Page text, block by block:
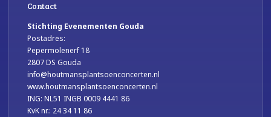
Contact
Stichting Evenementen Gouda
Postadres:
Pepermolenerf 18
2807 DS Gouda
info@houtmansplantsoenconcerten.nl
www.houtmansplantsoenconcerten.nl
ING: NL51 INGB 0009 4441 86
KvK nr.: 24 34 11 86